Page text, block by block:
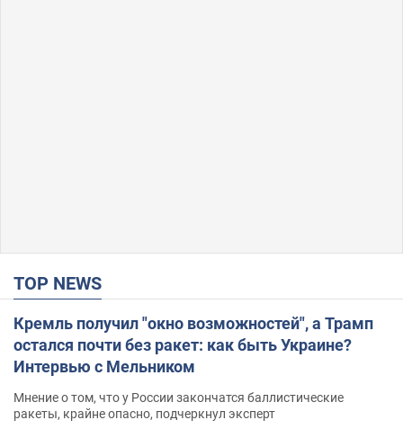
TOP NEWS
Кремль получил "окно возможностей", а Трамп
остался почти без ракет: как быть Украине?
Интервью с Мельником
Мнение о том, что у России закончатся баллистические
ракеты, крайне опасно, подчеркнул эксперт